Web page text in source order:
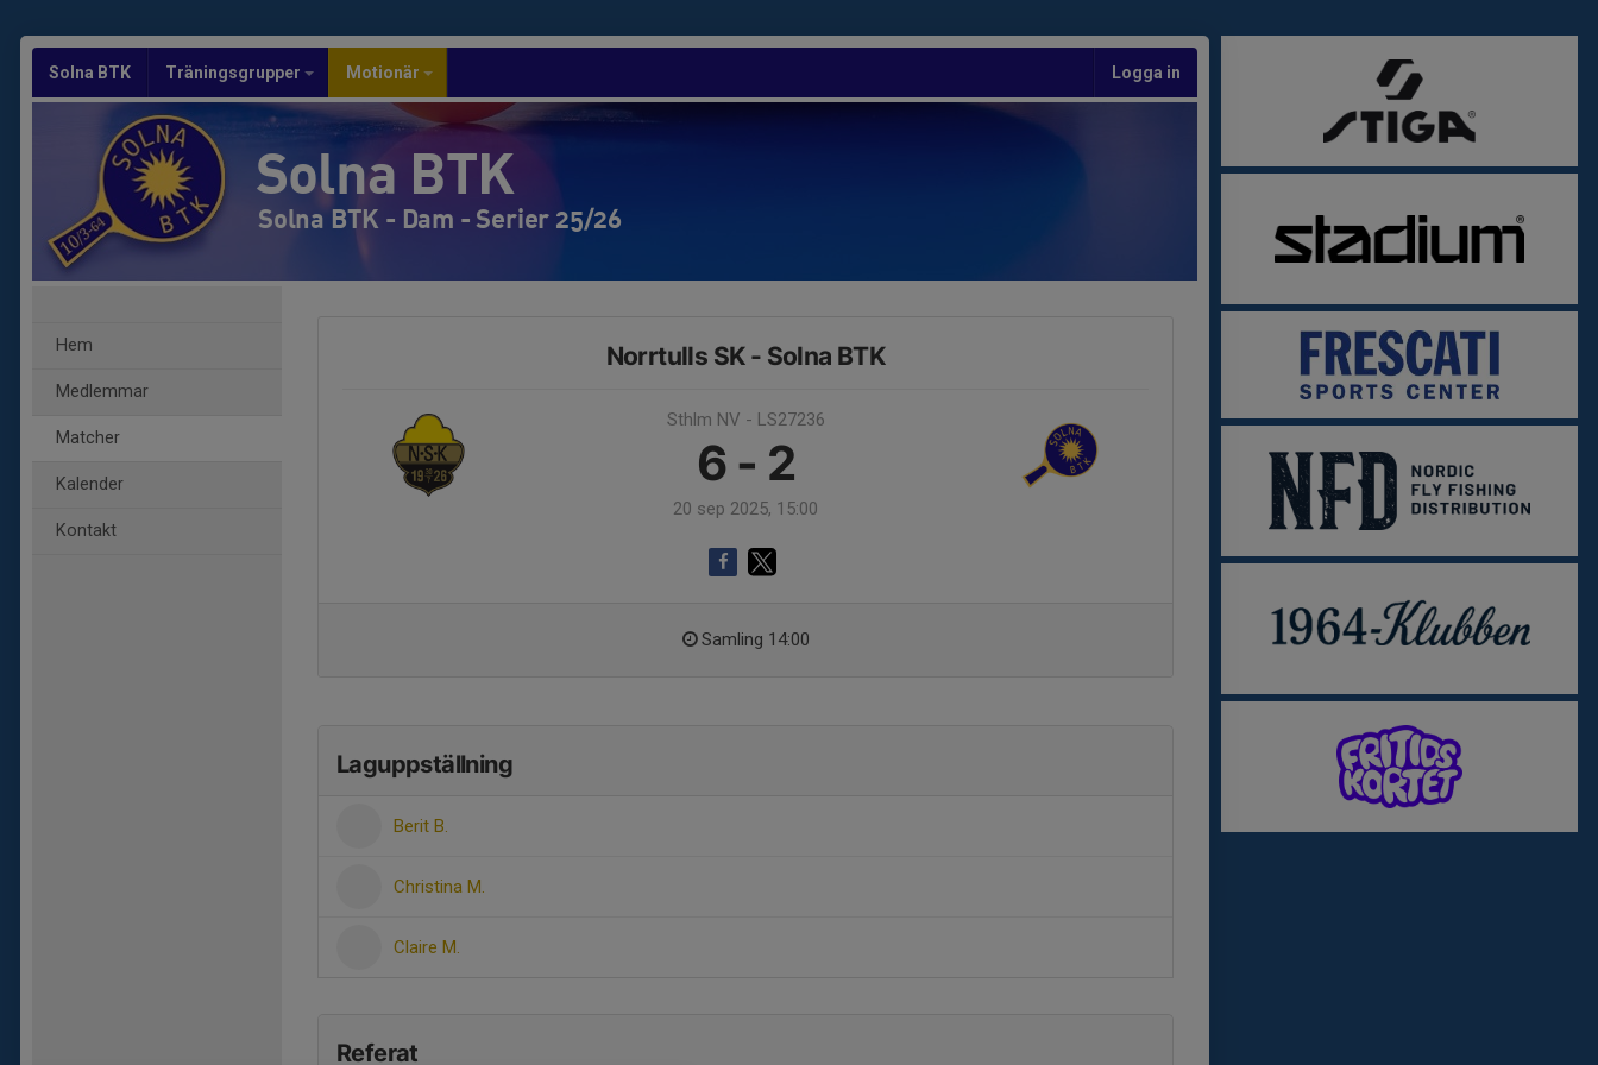
Solna BTK Träningsgrupper Motionär Logga in
Solna BTK
Solna BTK - Dam - Serier 25/26
Hem
Medlemmar
Matcher
Kalender
Kontakt
Norrtulls SK - Solna BTK
Sthlm NV - LS27236
6 - 2
20 sep 2025, 15:00
Samling 14:00
Laguppställning
Berit B.
Christina M.
Claire M.
Referat